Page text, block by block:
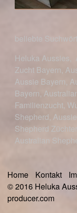
beliebte
Heluka Aussies,
Zucht Bayern,
Aussie Bayern,
Bayern,
Familienzucht,
Shepherd,
Shepherd
Australian
Home Kontakt
© 2016 Heluka
producer.com